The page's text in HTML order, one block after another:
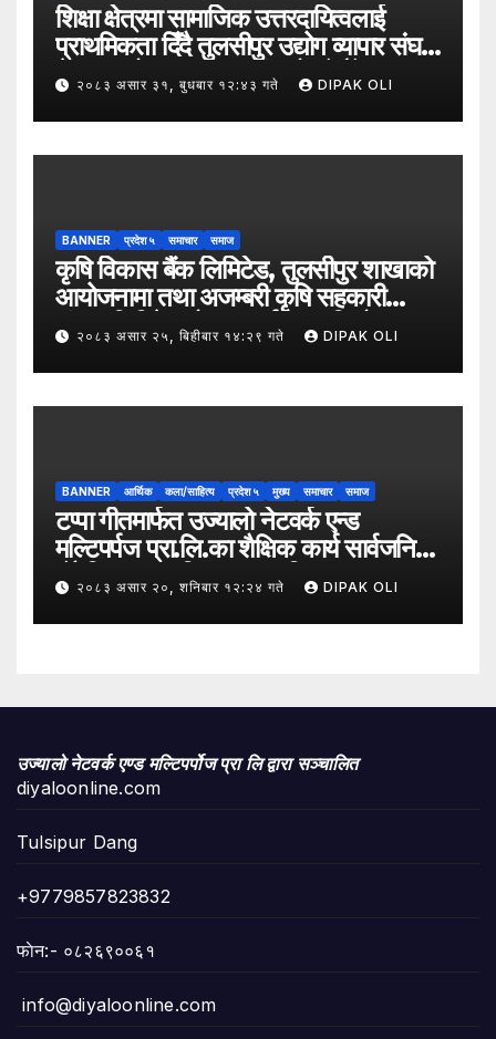
शिक्षा क्षेत्रमा सामाजिक उत्तरदायित्वलाई
प्राथमिकता दिँदै तुलसीपुर उद्योग व्यापार संघले
नेपाल उद्योग व्यापार महासंघको पाँचौँ स्थापना
दिवसको अवसर पारेर तुलसीपुर
उपमहानगरपालिका–५, गैरापातु स्थित श्री
जनश्रमिक आ बि विद्यालयका विद्यार्थीहरूलाई
२०८३ असार ३१, बुधबार १२:४३ गते DIPAK OLI
BANNER प्रदेश ५ समाचार समाज
कृषि विकास बैंक लिमिटेड, तुलसीपुर शाखाको
आयोजनामा तथा अजम्बरी कृषि सहकारी
संस्था लिमिटेडको सहकार्यमा “कृषिको
समावेशी रूपान्तरणका लागि मूल्य शृङ्खला
(VITA) कार्यक्रम अन्तर्गत तरकारी उत्पादक
किसान र व्यापारीबीच व्यवसाय विस्तार सम्बन्धी
२०८३ असार २५, बिहीबार १४:२९ गते DIPAK OLI
BANNER आर्थिक कला/साहित्य प्रदेश ५ मुख्य समाचार समाज
टप्पा गीतमार्फत उज्यालो नेटवर्क एन्ड
मल्टिपर्पज प्रा.लि.का शैक्षिक कार्य सार्वजनिक
हुँदै शिक्षा, सामाजिक उत्तरदायित्व र
सकारात्मक सन्देशलाई
२०८३ असार २०, शनिबार १२:२४ गते DIPAK OLI
उज्यालो नेटवर्क एण्ड मल्टिपर्पोज प्रा लि द्वारा सञ्चालित
diyaloonline.com
Tulsipur Dang
+9779857823832
फाेन:- ०८२६९००६१
info@diyaloonline.com